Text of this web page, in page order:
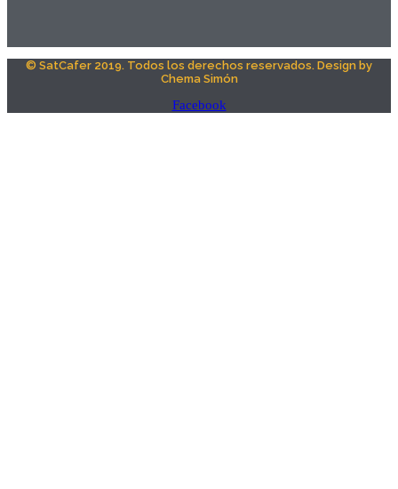
© SatCafer 2019. Todos los derechos reservados. Design by
Chema Simón
Facebook